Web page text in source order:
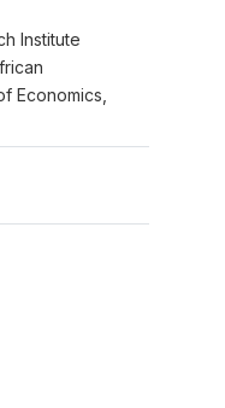
Institute
Economics,